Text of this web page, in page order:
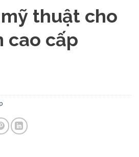
thuật cho
cao cấp